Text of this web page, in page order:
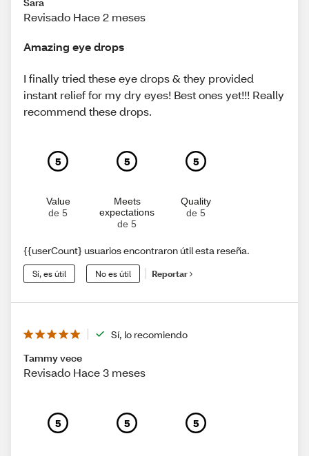
Revisado Hace 2 meses
Amazing eye drops
I finally tried these eye drops & they provided
instant relief for my dry eyes! Best ones yet!!! Really
recommend these drops.
5
Value
de 5
5
Meets
expectations
de 5
5
Quality
de 5
{{userCount} usuarios encontraron útil esta reseña.
Sí, es útil No es útil Reportar
Sí, lo recomiendo
Tammy vece
Revisado Hace 3 meses
5 5 5